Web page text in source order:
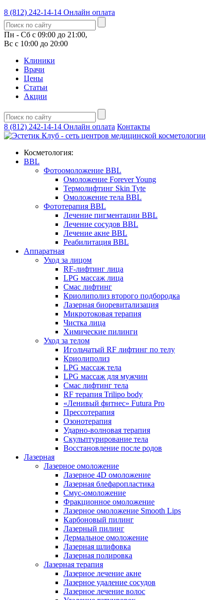
8 (812) 242-14-14 Онлайн оплата
Пн - Сб с 09:00 до 21:00,
Вс с 10:00 до 20:00
Клиники
Врачи
Цены
Статьи
Акции
8 (812) 242-14-14 Онлайн оплата Контакты
Косметология:
BBL
Фотоомоложение BBL
Омоложение Forever Young
Термолифтинг Skin Tyte
Омоложение тела BBL
Фототерапия BBL
Лечение пигментации BBL
Лечение сосудов BBL
Лечение акне BBL
Реабилитация BBL
Аппаратная
Уход за лицом
RF-лифтинг лица
LPG массаж лица
Смас лифтинг
Криолиполиз второго подбородка
Лазерная биоревитализация
Микротоковая терапия
Чистка лица
Химические пилинги
Уход за телом
Игольчатый RF лифтинг по телу
Криолиполиз
LPG массаж тела
LPG массаж для мужчин
Смас лифтинг тела
RF терапия Trilipo body
«Ленивый фитнес» Futura Pro
Прессотерапия
Озонотерапия
Ударно-волновая терапия
Скульптурирование тела
Восстановление после родов
Лазерная
Лазерное омоложение
Лазерное 4D омоложение
Лазерная блефаропластика
Смус-омоложение
Фракционное омоложение
Лазерное омоложение Smooth Lips
Карбоновый пилинг
Лазерный пилинг
Дермальное омоложение
Лазерная шлифовка
Лазерная полировка
Лазерная терапия
Лазерное лечение акне
Лазерное удаление сосудов
Лазерное лечение волос